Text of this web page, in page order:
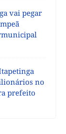
vai pegar
no
prefeito